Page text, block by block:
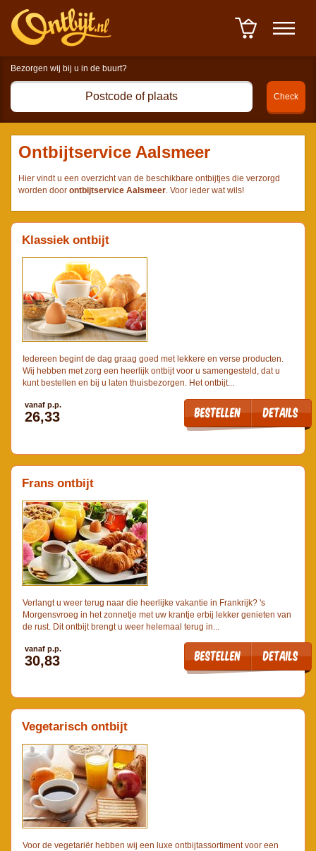
Ontbijtservice Aalsmeer
Hier vindt u een overzicht van de beschikbare ontbijtjes die verzorgd
worden door ontbijtservice Aalsmeer. Voor ieder wat wils!
Klassiek ontbijt
Iedereen begint de dag graag goed met lekkere en verse producten.
Wij hebben met zorg een heerlijk ontbijt voor u samengesteld, dat u
kunt bestellen en bij u laten thuisbezorgen. Het ontbijt...
vanaf p.p.
26,33
Frans ontbijt
Verlangt u weer terug naar die heerlijke vakantie in Frankrijk? 's
Morgensvroeg in het zonnetje met uw krantje erbij lekker genieten van
de rust. Dit ontbijt brengt u weer helemaal terug in...
vanaf p.p.
30,83
Vegetarisch ontbijt
Voor de vegetariër hebben wij een luxe ontbijtassortiment voor een